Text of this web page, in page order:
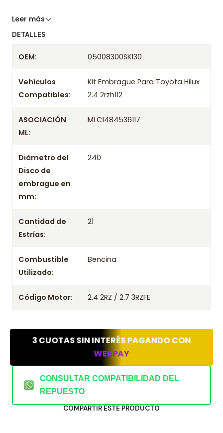
Somos especialistas en embragues desde 2019,
tienda previo correo de confirmación.
Leer más
DETALLES
OEM: 05008300SK130
Vehículos
Compatibles:
Kit Embrague Para Toyota Hilux
2.4 2rzh112
ASOCIACIÓN
ML:
MLC1484536117
Diámetro del
Disco de
embrague en
mm:
240
Cantidad de
Estrías:
21
Combustible
Utilizado:
Bencina
Código Motor: 2.4 2RZ / 2.7 3RZFE
3 CUOTAS SIN INTERÉS PAGANDO CON
WEBPAY
CONSULTAR COMPATIBILIDAD DEL
REPUESTO
COMPARTIR ESTE PRODUCTO